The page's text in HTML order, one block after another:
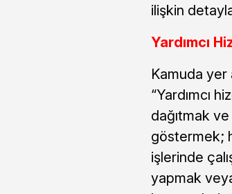
ilişkin
Yardımcı
Kamuda yer
“Yardımcı
dağıtmak
göstermek;
işlerinde
yapmak